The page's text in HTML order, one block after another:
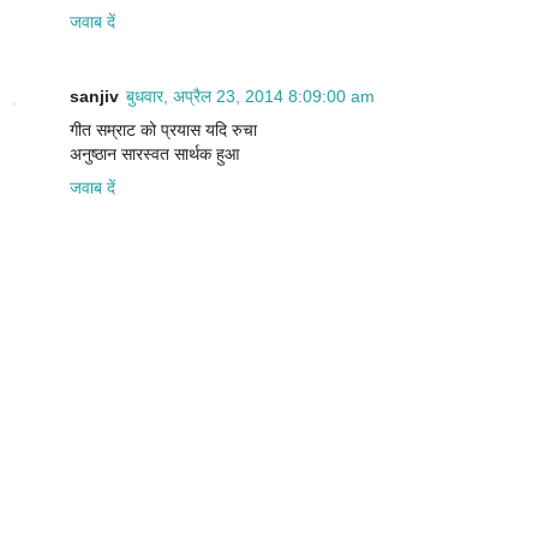
जवाब दें
sanjiv बुधवार, अप्रैल 23, 2014 8:09:00 am
गीत सम्राट को प्रयास यदि रुचा
अनुष्ठान सारस्वत सार्थक हुआ
जवाब दें